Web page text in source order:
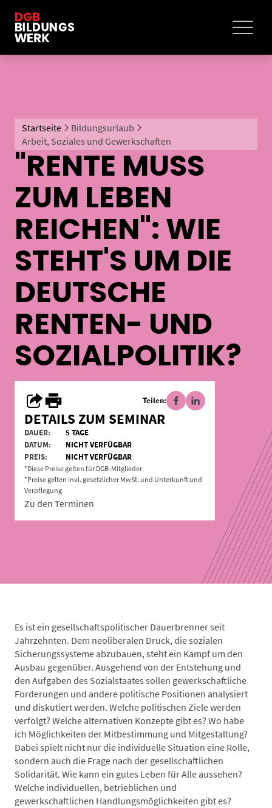
Startseite
Bildungsurlaub
Arbeit, Soziales und Gewerkschaften
"RENTE MUSS
ZUM LEBEN
REICHEN": WIE
STEHT'S UM DIE
DEUTSCHE
RENTEN- UND
SOZIALPOLITIK?
Teilen:
DETAILS ZUM SEMINAR
DAUER:
5 TAGE
DATUM:
NICHT VERFÜGBAR
PREIS:
NICHT VERFÜGBAR
*Diese Preise gelten für DGB-Mitglieder
*Preise gelten inkl. gesetzlicher MwSt. und Unterkunft und
Verpflegung
Zu den Terminen
Es ist ein gesellschaftspolitischer Dauerbrenner seit
Jahrzehnten. Dem neoliberalen Druck, die sozialen
Sicherungssysteme abzubauen, steht ein Kampf um den
Ausbau gegenüber. Ausgehend von der Entstehung und
den Aufgaben des Sozialstaates sollen gewerkschaftliche
Forderungen und andere politische Positionen analysiert
und diskutiert werden. Welche politischen Ziele werden
verfolgt? Welche alternativen Konzepte gibt es? Wo habe
ich Möglichkeiten der Mitbestimmung und Mitgestaltung?
Dabei spielt nicht nur die individuelle Situation eine Rolle,
sondern auch die Frage nach der gesellschaftlichen
Solidarität. Wie kann ein gutes Leben für Alle aussehen?
Welche individuellen, betrieblichen und
gewerkschaftlichen Handlungsmöglichkeiten gibt es?